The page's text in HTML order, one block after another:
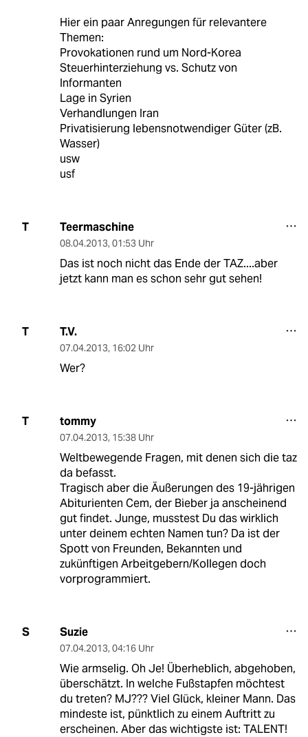
Hier ein paar Anregungen für relevantere
Themen:
Provokationen rund um Nord-Korea
Steuerhinterziehung vs. Schutz von
Informanten
Lage in Syrien
Verhandlungen Iran
Privatisierung lebensnotwendiger Güter (zB.
Wasser)
usw
usf
T Teermaschine
08.04.2013, 01:53 Uhr
Das ist noch nicht das Ende der TAZ....aber
jetzt kann man es schon sehr gut sehen!
T T.V.
07.04.2013, 16:02 Uhr
Wer?
T tommy
07.04.2013, 15:38 Uhr
Weltbewegende Fragen, mit denen sich die taz
da befasst.
Tragisch aber die Äußerungen des 19-jährigen
Abiturienten Cem, der Bieber ja anscheinend
gut findet. Junge, musstest Du das wirklich
unter deinem echten Namen tun? Da ist der
Spott von Freunden, Bekannten und
zukünftigen Arbeitgebern/Kollegen doch
vorprogrammiert.
S Suzie
07.04.2013, 04:16 Uhr
Wie armselig. Oh Je! Überheblich, abgehoben,
überschätzt. In welche Fußstapfen möchtest
du treten? MJ??? Viel Glück, kleiner Mann. Das
mindeste ist, pünktlich zu einem Auftritt zu
erscheinen. Aber das wichtigste ist: TALENT!